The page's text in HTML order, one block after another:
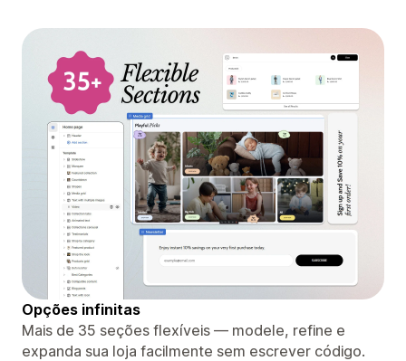
Opções infinitas
Mais de 35 seções flexíveis — modele, refine e
expanda sua loja facilmente sem escrever código.